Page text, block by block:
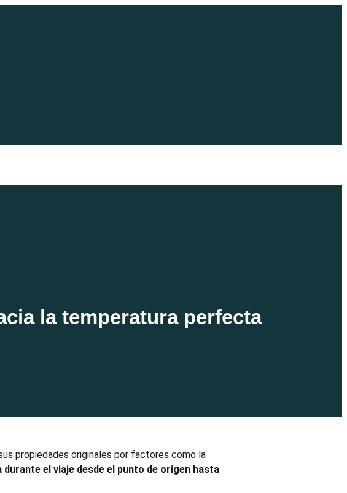
la temperatura perfecta
propiedades originales por factores como la
el viaje desde el punto de origen hasta